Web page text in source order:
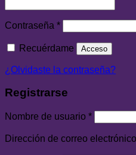
Contraseña *
Recuérdame Acceso
¿Olvidaste la contraseña?
Registrarse
Nombre de usuario *
Dirección de correo electrónico